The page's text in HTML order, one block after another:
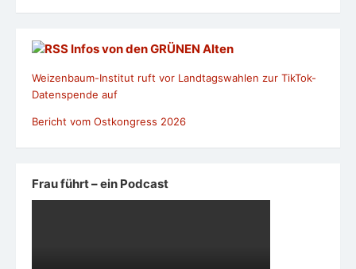
Infos von den GRÜNEN Alten
Weizenbaum-Institut ruft vor Landtagswahlen zur TikTok-
Datenspende auf
Bericht vom Ostkongress 2026
Frau führt – ein Podcast